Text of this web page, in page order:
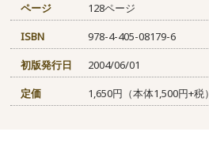
ページ
128ページ
ISBN
978-4-405-08179-6
初版発行日
2004/06/01
定価
1,650円（本体1,500円+税）